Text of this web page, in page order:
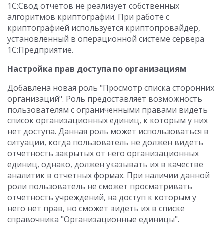
1С:Свод отчетов не реализует собственных
алгоритмов криптографии. При работе с
криптографией используется криптопровайдер,
установленный в операционной системе сервера
1С:Предприятие.
Настройка прав доступа по организациям
Добавлена новая роль "Просмотр списка сторонних
организаций". Роль предоставляет возможность
пользователям с ограниченными правами видеть
список организационных единиц, к которым у них
нет доступа. Данная роль может использоваться в
ситуации, когда пользователь не должен видеть
отчетность закрытых от него организационных
единиц, однако, должен указывать их в качестве
аналитик в отчетных формах. При наличии данной
роли пользователь не сможет просматривать
отчетность учреждений, на доступ к которым у
него нет прав, но сможет видеть их в списке
справочника "Организационные единицы".